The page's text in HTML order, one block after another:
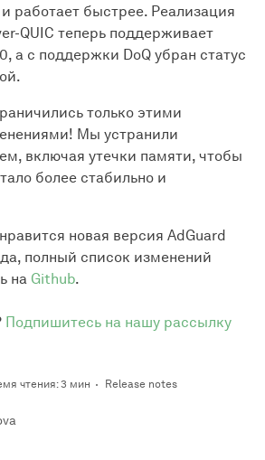
работает быстрее. Реализация
QUIC теперь поддерживает
а с поддержки DoQ убран статус
только этими
Мы устранили
включая утечки памяти, чтобы
более стабильно и
новая версия AdGuard
полный список изменений
на Github.
Подпишитесь на нашу рассылку
чтения: 3 мин Release notes